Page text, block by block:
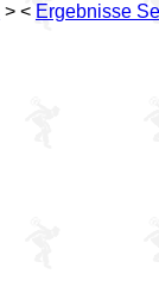
> < Ergebnisse